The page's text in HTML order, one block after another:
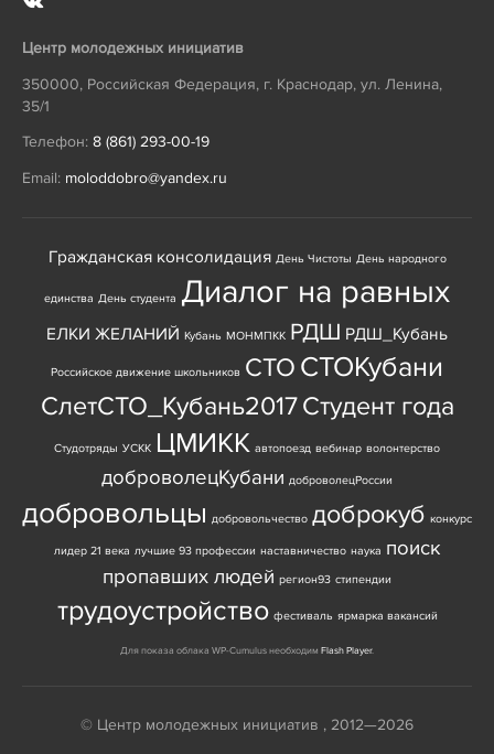
Центр молодежных инициатив
350000, Российская Федерация, г. Краснодар, ул. Ленина,
35/1
Телефон: 8 (861) 293-00-19
Email: moloddobro@yandex.ru
Гражданская консолидация День Чистоты День народного
единства День студента Диалог на равных
ЕЛКИ ЖЕЛАНИЙ Кубань МОНМПКК РДШ РДШ_Кубань
Российское движение школьников СТО СТОКубани
СлетСТО_Кубань2017Студент года
Студотряды УСКК ЦМИКК автопоезд вебинар волонтерство
доброволецКубани доброволецРоссии
добровольцы добровольчество доброкуб конкурс
лидер 21 века лучшие 93 профессии наставничество наука поиск
пропавших людей регион93 стипендии
трудоустройство фестиваль ярмарка вакансий
Для показа облака WP-Cumulus необходим Flash Player.
© Центр молодежных инициатив , 2012—2026